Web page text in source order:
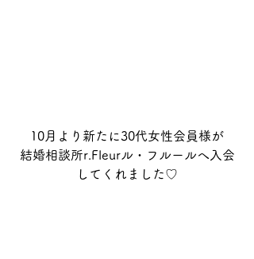
10月より新たに30代女性会員様が
結婚相談所r.Fleurル・フルールへ入会
してくれました♡